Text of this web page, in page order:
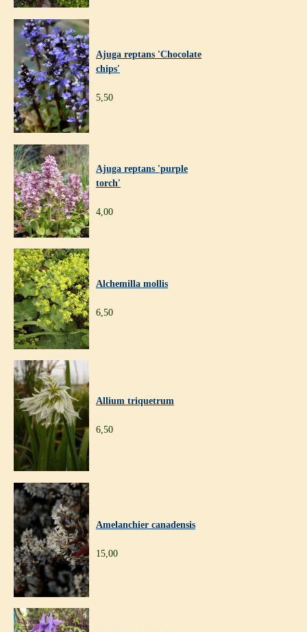
Ajuga reptans 'Chocolate
chips'
5,50
Ajuga reptans 'purple
torch'
4,00
Alchemilla mollis
6,50
Allium triquetrum
6,50
Amelanchier canadensis
15,00